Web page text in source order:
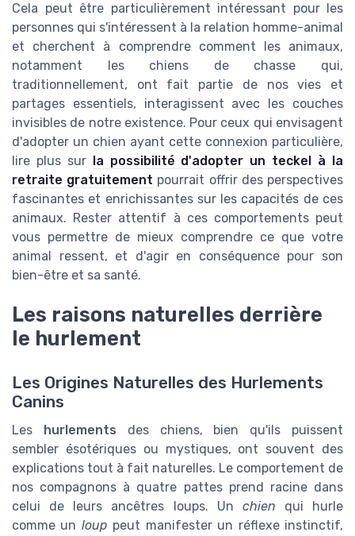
Cela peut être particulièrement intéressant pour les
personnes qui s'intéressent à la relation homme-animal
et cherchent à comprendre comment les animaux,
notamment les chiens de chasse qui,
traditionnellement, ont fait partie de nos vies et
partages essentiels, interagissent avec les couches
invisibles de notre existence. Pour ceux qui envisagent
d'adopter un chien ayant cette connexion particulière,
lire plus sur la possibilité d'adopter un teckel à la
retraite gratuitement pourrait offrir des perspectives
fascinantes et enrichissantes sur les capacités de ces
animaux. Rester attentif à ces comportements peut
vous permettre de mieux comprendre ce que votre
animal ressent, et d'agir en conséquence pour son
bien-être et sa santé.
Les raisons naturelles derrière
le hurlement
Les Origines Naturelles des Hurlements
Canins
Les hurlements des chiens, bien qu'ils puissent
sembler ésotériques ou mystiques, ont souvent des
explications tout à fait naturelles. Le comportement de
nos compagnons à quatre pattes prend racine dans
celui de leurs ancêtres loups. Un chien qui hurle
comme un loup peut manifester un réflexe instinctif,